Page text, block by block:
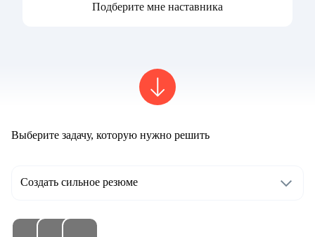
Подберите мне наставника
Выберите задачу, которую нужно решить
Создать сильное резюме